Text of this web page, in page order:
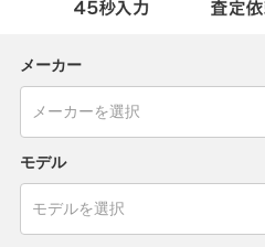
メーカー
モデル